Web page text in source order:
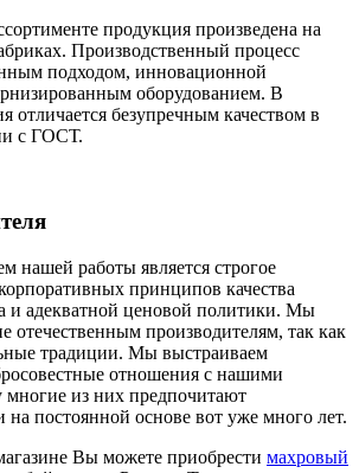
продукция произведена на
Производственный процесс
подходом, инновационной
оборудованием. В
отличается безупречным качеством в
с ГОСТ.
нашей работы является строгое
принципов качества
и адекватной ценовой политики. Мы
отечественным производителям, так как
традиции. Мы выстраиваем
отношения с нашими
многие из них предпочитают
на постоянной основе вот уже много лет.
Вы можете приобрести махровый